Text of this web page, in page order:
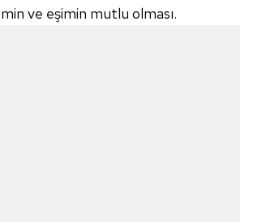
ve eşimin mutlu olması.